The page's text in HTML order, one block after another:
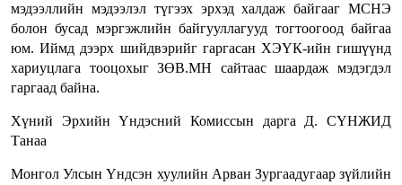
мэдээллийн мэдээлэл түгээх эрхэд халдаж байгааг МСНЭ
болон бусад мэргэжлийн байгууллагууд тогтоогоод байгаа
юм. Иймд дээрх шийдвэрийг гаргасан ХЭҮК-ийн гишүүнд
хариуцлага тооцохыг ЗӨВ.МН сайтаас шаардаж мэдэгдэл
гаргаад байна.
Хүний Эрхийн Үндэсний Комиссын дарга Д. СҮНЖИД
Танаа
Монгол Улсын Үндсэн хуулийн Арван Зургаадугаар зүйлийн